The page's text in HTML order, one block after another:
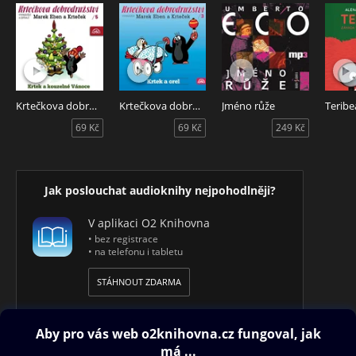
Krtečkova dobrodružství 5 - Krtek a kouzelné Vánoce
69 Kč
Krtečkova dobrodružství 3 - Krtek a orel
69 Kč
Jméno růže
249 Kč
Jak poslouchat audioknihy nejpohodlněji?
V aplikaci O2 Knihovna
• bez registrace
• na telefonu i tabletu
STÁHNOUT ZDARMA